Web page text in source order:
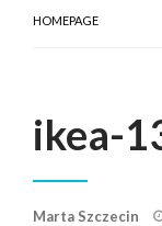
HOMEPAGE
ikea-
Marta Szczecin